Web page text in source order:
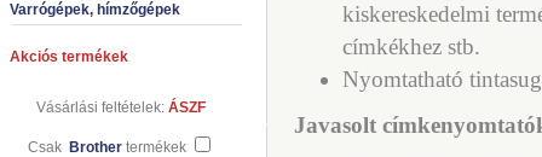
Varrógépek, hímzőgépek
Akciós termékek
Vásárlási feltételek: ÁSZF
Csak Brother termékek
kiskereskedelmi
címkékhez stb.
Nyomtatható
Javasolt